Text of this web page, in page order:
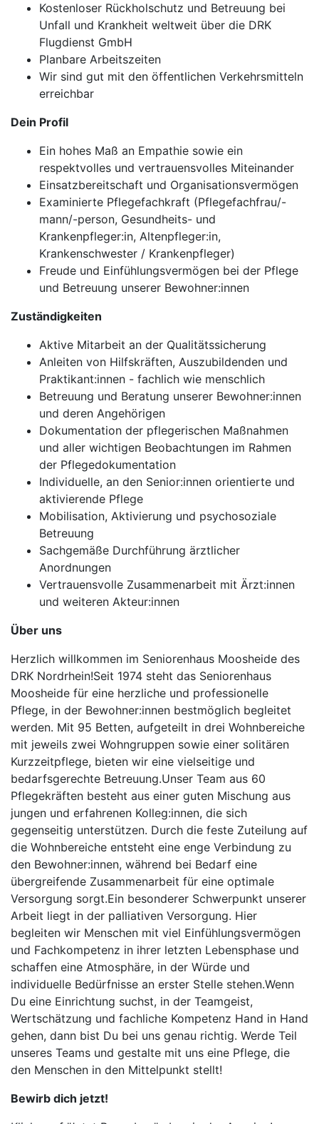
Kostenloser Rückholschutz und Betreuung bei
Unfall und Krankheit weltweit über die DRK
Flugdienst GmbH
Planbare Arbeitszeiten
Wir sind gut mit den öffentlichen Verkehrsmitteln
erreichbar
Dein Profil
Ein hohes Maß an Empathie sowie ein
respektvolles und vertrauensvolles Miteinander
Einsatzbereitschaft und Organisationsvermögen
Examinierte Pflegefachkraft (Pflegefachfrau/-
mann/-person, Gesundheits- und
Krankenpfleger:in, Altenpfleger:in,
Krankenschwester / Krankenpfleger)
Freude und Einfühlungsvermögen bei der Pflege
und Betreuung unserer Bewohner:innen
Zuständigkeiten
Aktive Mitarbeit an der Qualitätssicherung
Anleiten von Hilfskräften, Auszubildenden und
Praktikant:innen - fachlich wie menschlich
Betreuung und Beratung unserer Bewohner:innen
und deren Angehörigen
Dokumentation der pflegerischen Maßnahmen
und aller wichtigen Beobachtungen im Rahmen
der Pflegedokumentation
Individuelle, an den Senior:innen orientierte und
aktivierende Pflege
Mobilisation, Aktivierung und psychosoziale
Betreuung
Sachgemäße Durchführung ärztlicher
Anordnungen
Vertrauensvolle Zusammenarbeit mit Ärzt:innen
und weiteren Akteur:innen
Über uns
Herzlich willkommen im Seniorenhaus Moosheide des
DRK Nordrhein!Seit 1974 steht das Seniorenhaus
Moosheide für eine herzliche und professionelle
Pflege, in der Bewohner:innen bestmöglich begleitet
werden. Mit 95 Betten, aufgeteilt in drei Wohnbereiche
mit jeweils zwei Wohngruppen sowie einer solitären
Kurzzeitpflege, bieten wir eine vielseitige und
bedarfsgerechte Betreuung.Unser Team aus 60
Pflegekräften besteht aus einer guten Mischung aus
jungen und erfahrenen Kolleg:innen, die sich
gegenseitig unterstützen. Durch die feste Zuteilung auf
die Wohnbereiche entsteht eine enge Verbindung zu
den Bewohner:innen, während bei Bedarf eine
übergreifende Zusammenarbeit für eine optimale
Versorgung sorgt.Ein besonderer Schwerpunkt unserer
Arbeit liegt in der palliativen Versorgung. Hier
begleiten wir Menschen mit viel Einfühlungsvermögen
und Fachkompetenz in ihrer letzten Lebensphase und
schaffen eine Atmosphäre, in der Würde und
individuelle Bedürfnisse an erster Stelle stehen.Wenn
Du eine Einrichtung suchst, in der Teamgeist,
Wertschätzung und fachliche Kompetenz Hand in Hand
gehen, dann bist Du bei uns genau richtig. Werde Teil
unseres Teams und gestalte mit uns eine Pflege, die
den Menschen in den Mittelpunkt stellt!
Bewirb dich jetzt!